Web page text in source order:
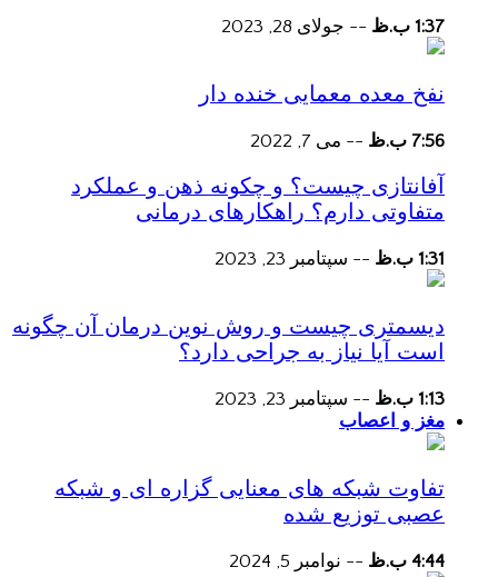
1:37 ب.ظ -- جولای 28, 2023
نفخ معده معمایی خنده دار
7:56 ب.ظ -- می 7, 2022
آفانتازی چیست؟ و چکونه ذهن و عملکرد
متفاوتی دارم؟ راهکارهای درمانی
1:31 ب.ظ -- سپتامبر 23, 2023
دیسمتری چیست و روش نوین درمان آن چگونه
است آیا نیاز به جراحی دارد؟
1:13 ب.ظ -- سپتامبر 23, 2023
مغز و اعصاب
تفاوت شبکه های معنایی گزاره ای و شبکه
عصبی توزیع شده
4:44 ب.ظ -- نوامبر 5, 2024